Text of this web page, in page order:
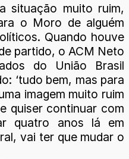
situação muito ruim,
o Moro de alguém
Quando houve
partido, o ACM Neto
do União Brasil
‘tudo bem, mas para
imagem muito ruim
quiser continuar com
quatro anos lá em
vai ter que mudar o